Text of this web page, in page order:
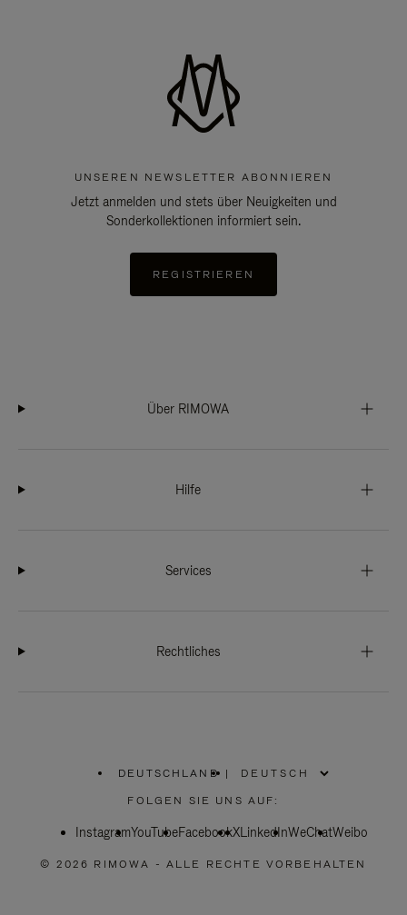
UNSEREN NEWSLETTER ABONNIEREN
Jetzt anmelden und stets über Neuigkeiten und
Sonderkollektionen informiert sein.
REGISTRIEREN
Über RIMOWA
Hilfe
Services
Rechtliches
DEUTSCHLAND
WÄHLEN
SIE
REGION
|
FOLGEN SIE UNS AUF:
InstagramYouTubeFacebookXLinkedInWeChatWeibo
© 2026 RIMOWA - ALLE RECHTE VORBEHALTEN